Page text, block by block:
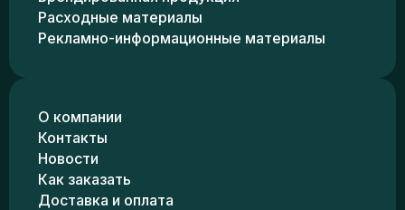
Расходные материалы
Рекламно-информационные материалы
О компании
Контакты
Новости
Как заказать
Доставка и оплата